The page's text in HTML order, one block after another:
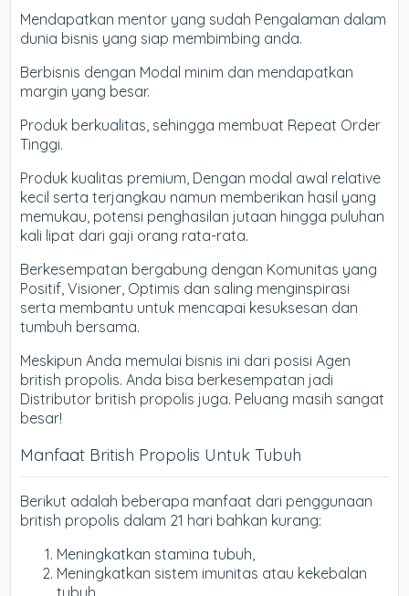
Mendapatkan mentor yang sudah Pengalaman dalam
dunia bisnis yang siap membimbing anda.
Berbisnis dengan Modal minim dan mendapatkan
margin yang besar.
Produk berkualitas, sehingga membuat Repeat Order
Tinggi.
Produk kualitas premium, Dengan modal awal relative
kecil serta terjangkau namun memberikan hasil yang
memukau, potensi penghasilan jutaan hingga puluhan
kali lipat dari gaji orang rata-rata.
Berkesempatan bergabung dengan Komunitas yang
Positif, Visioner, Optimis dan saling menginspirasi
serta membantu untuk mencapai kesuksesan dan
tumbuh bersama.
Meskipun Anda memulai bisnis ini dari posisi Agen
british propolis. Anda bisa berkesempatan jadi
Distributor british propolis juga. Peluang masih sangat
besar!
Manfaat British Propolis Untuk Tubuh
Berikut adalah beberapa manfaat dari penggunaan
british propolis dalam 21 hari bahkan kurang:
Meningkatkan stamina tubuh,
Meningkatkan sistem imunitas atau kekebalan